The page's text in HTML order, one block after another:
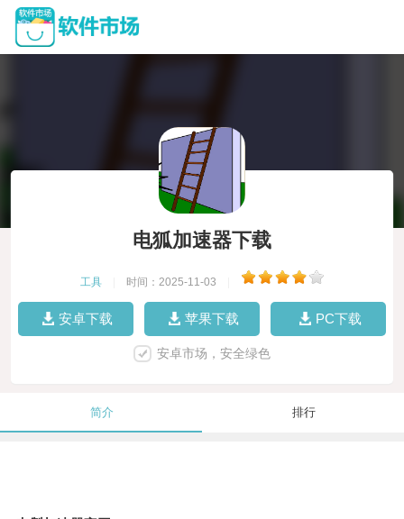
电狐加速器下载
工具 时间：2025-11-03
安卓下载 苹果下载 PC下载
安卓市场，安全绿色
简介 排行